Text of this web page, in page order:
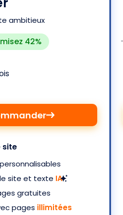
ambitieux
42%
site
site et texte IA
gratuites
pages illimitées